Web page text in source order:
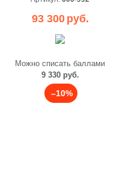
93 300 руб.
Можно списать баллами
9 330 руб.
–10%